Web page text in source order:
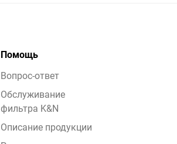
Помощь
Вопрос-ответ
Обслуживание
фильтра K&N
Описание продукции